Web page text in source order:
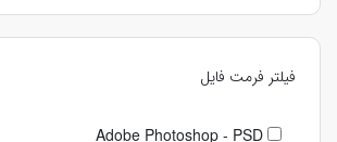
فیلتر فرمت فایل
Adobe Photoshop - PSD